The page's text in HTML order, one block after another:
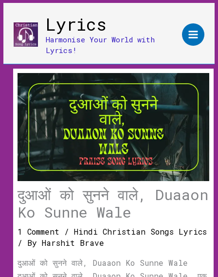
content
Lyrics
Harmonise Your World with
Lyrics!
दुआओं को सुनने वाले, Duaaon
Ko Sunne Wale
1 Comment / Hindi Christian Songs Lyrics
/ By Harshit Brave
दुआओं को सुनने वाले, Duaaon Ko Sunne Wale